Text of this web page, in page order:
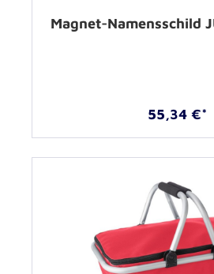
Magnet-Namensschild
55,34 €*